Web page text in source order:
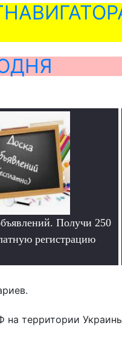
Получи 250
регистрацию
территории